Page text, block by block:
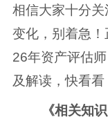
相信大家十分
变化，别着急
26年资产评估
及解读，快看看
《相关知